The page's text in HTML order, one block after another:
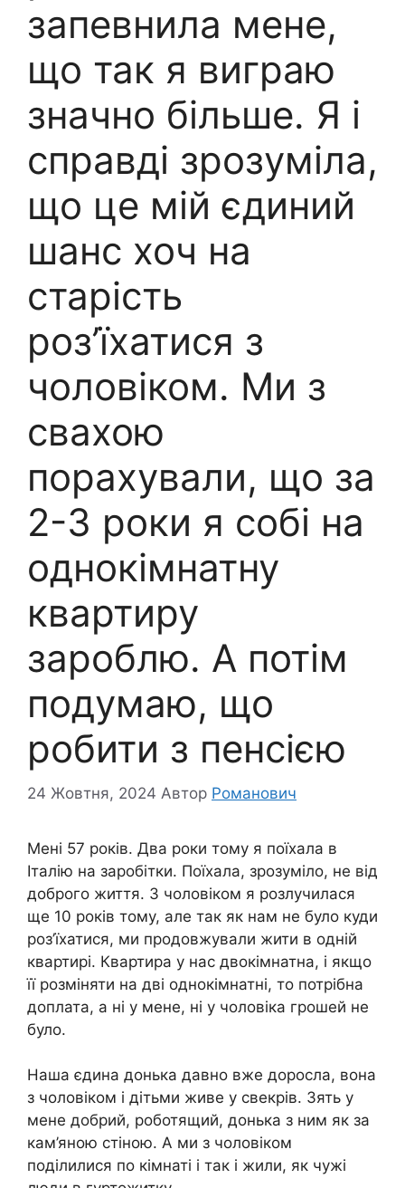
запевнила мене,
що так я виграю
значно більше. Я і
справді зрозуміла,
що це мій єдиний
шанс хоч на
старість
роз’їхатися з
чоловіком. Ми з
свахою
порахували, що за
2-3 роки я собі на
однокімнатну
квартиру
зароблю. А потім
подумаю, що
робити з пенсією
24 Жовтня, 2024 Автор Романович
Мені 57 років. Два роки тому я поїхала в
Італію на заробітки. Поїхала, зрозуміло, не від
доброго життя. З чоловіком я розлучилася
ще 10 років тому, але так як нам не було куди
роз’їхатися, ми продовжували жити в одній
квартирі. Квартира у нас двокімнатна, і якщо
її розміняти на дві однокімнатні, то потрібна
доплата, а ні у мене, ні у чоловіка грошей не
було.
Наша єдина донька давно вже доросла, вона
з чоловіком і дітьми живе у свекрів. Зять у
мене добрий, роботящий, донька з ним як за
кам’яною стіною. А ми з чоловіком
поділилися по кімнаті і так і жили, як чужі